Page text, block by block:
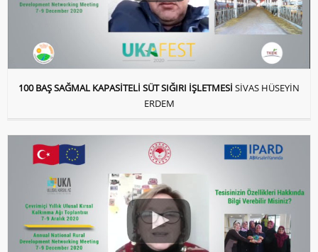
100 BAŞ SAĞMAL KAPASİTELİ SÜT SIĞIRI İŞLETMESİ SİVAS HÜSEYİN
ERDEM